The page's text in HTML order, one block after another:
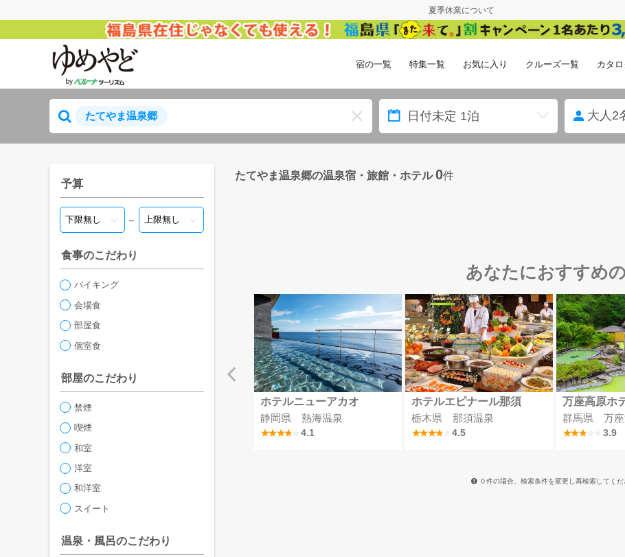
夏季休業について
宿の一覧 特集一覧 お気に入り クルーズ一覧 カタ
たてやま温泉郷 大人2
予算
～
食事のこだわり
バイキング
会場食
部屋食
個室食
部屋のこだわり
禁煙
喫煙
和室
洋室
和洋室
スイート
温泉・風呂のこだわり
たてやま温泉郷の温泉宿・旅館・ホテル0件
あなたにおすすめ
バレー那須
ホテルニューアカオ
静岡県 熱海温泉
4.1
ホテルエピナール那須
栃木県 那須温泉
4.5
万座高原ホ
群馬県 万座
3.9
０件の場合、検索条件を変更し再検索してくだ